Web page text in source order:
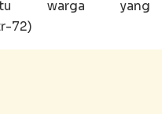
warga yang
72)